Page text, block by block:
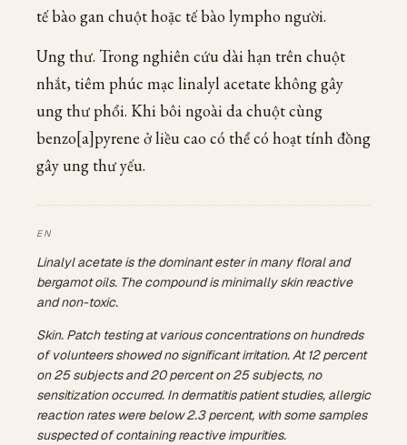
tế bào gan chuột hoặc tế bào lympho người.
Ung thư. Trong nghiên cứu dài hạn trên chuột
nhắt, tiêm phúc mạc linalyl acetate không gây
ung thư phổi. Khi bôi ngoài da chuột cùng
benzo[a]pyrene ở liều cao có thể có hoạt tính đồng
gây ung thư yếu.
Linalyl acetate is the dominant ester in many floral and
bergamot oils. The compound is minimally skin reactive
and non-toxic.
Skin. Patch testing at various concentrations on hundreds
of volunteers showed no significant irritation. At 12 percent
on 25 subjects and 20 percent on 25 subjects, no
sensitization occurred. In dermatitis patient studies, allergic
reaction rates were below 2.3 percent, with some samples
suspected of containing reactive impurities.